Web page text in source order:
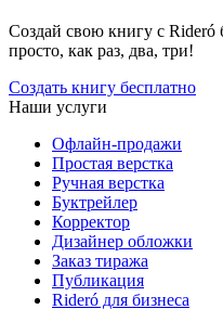
Создай свою книгу с Rideró
просто, как раз, два, три!
Создать книгу бесплатно
Наши услуги
Офлайн-продажи
Простая верстка
Ручная верстка
Буктрейлер
Корректор
Дизайнер обложки
Заказ тиража
Публикация
Rideró для бизнеса